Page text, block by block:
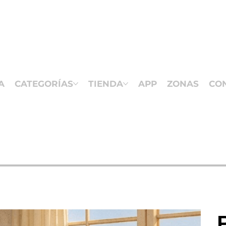
CATEGORÍAS TIENDA APP ZONAS